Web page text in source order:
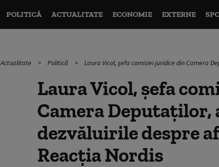
POLITICĂ ACTUALITATE ECONOMIE EXTERNE
Actualitate Politică Laura Vicol, șefa comisiei juridice din Camera
Laura Vicol, șefa
Camera Deputaților,
dezvăluirile despre
Reacția Nordis